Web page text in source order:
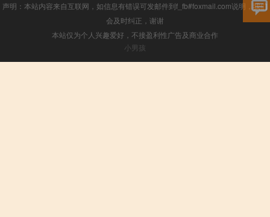
声明：本站内容来自互联网，如信息有错误可发邮件到f_fb#foxmail.com说明，我们
会及时纠正，谢谢
本站仅为个人兴趣爱好，不接盈利性广告及商业合作
小男孩